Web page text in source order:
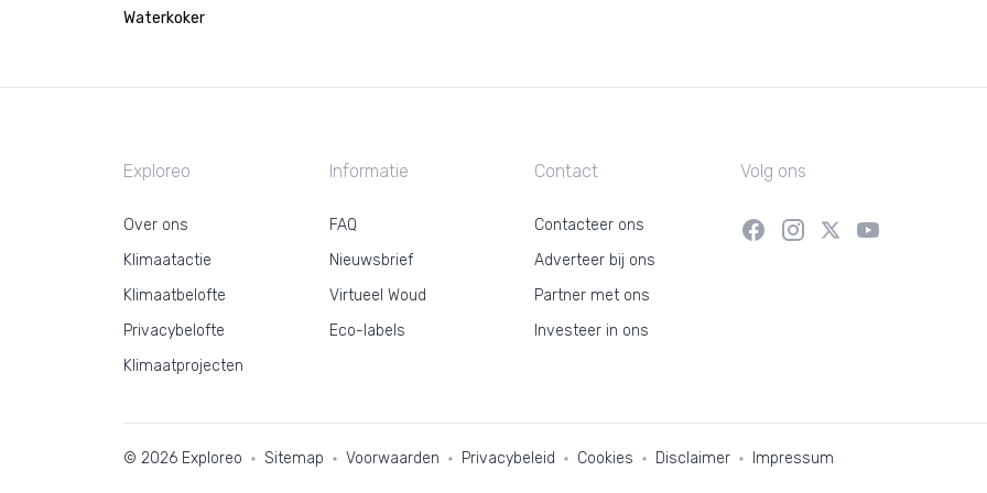
Waterkoker
Exploreo
Over ons
Klimaatactie
Klimaatbelofte
Privacybelofte
Klimaatprojecten
Informatie
FAQ
Nieuwsbrief
Virtueel Woud
Eco-labels
Contact
Contacteer ons
Adverteer bij ons
Partner met ons
Investeer in ons
Volg ons
© 2026 Exploreo Sitemap Voorwaarden Privacybeleid Cookies Disclaimer Impressum